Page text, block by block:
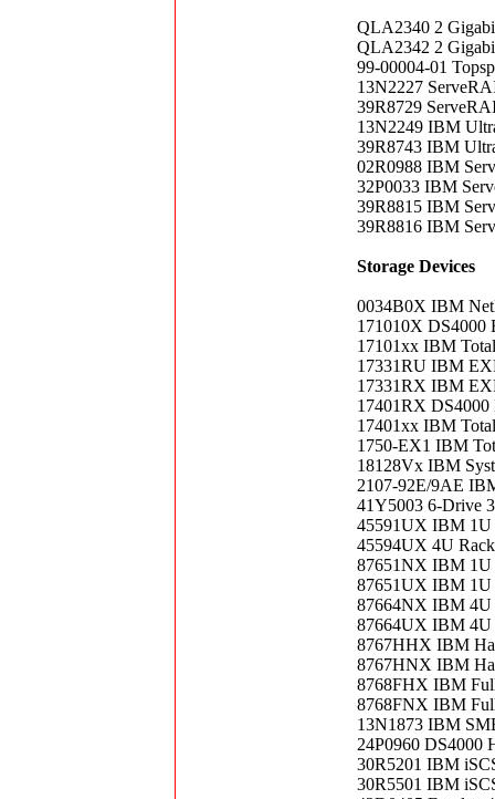
QLA2340 2
QLA2342 2
99-00004-01
13N2227
39R8729
13N2249 IBM
39R8743 IBM
02R0988 IBM
32P0033 IBM
39R8815 IBM
39R8816 IBM
Storage Devices
0034B0X IBM
171010X DS4000
17101xx IBM
17331RU IBM
17331RX IBM
17401RX
17401xx IBM
1750-EX1 IBM
18128Vx IBM
2107-92E/9AE
41Y5003 6-Drive
45591UX IBM 1U
45594UX 4U
87651NX IBM 1U
87651UX IBM 1U
87664NX IBM 4U
87664UX IBM 4U
8767HHX IBM
8767HNX IBM
8768FHX IBM
8768FNX IBM
13N1873 IBM
24P0960 DS4000
30R5201 IBM
30R5501 IBM